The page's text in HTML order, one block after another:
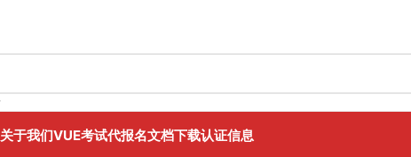
关于我们VUE考试代报名文档下载认证信息